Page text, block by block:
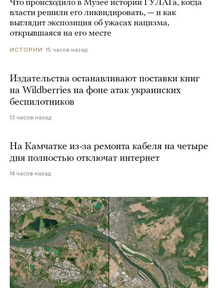
Что происходило в Музее истории ГУЛАГа, когда
власти решили его ликвидировать, — и как
выглядит экспозиция об ужасах нацизма,
открывшаяся на его месте
ИСТОРИИ 15 часов назад
Издательства останавливают поставки книг
на Wildberries на фоне атак украинских
беспилотников
13 часов назад
На Камчатке из-за ремонта кабеля на четыре
дня полностью отключат интернет
14 часов назад